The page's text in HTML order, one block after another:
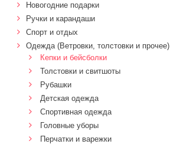
Новогодние подарки
Ручки и карандаши
Спорт и отдых
Одежда (Ветровки, толстовки и прочее)
Кепки и бейсболки
Толстовки и свитшоты
Рубашки
Детская одежда
Спортивная одежда
Головные уборы
Перчатки и варежки